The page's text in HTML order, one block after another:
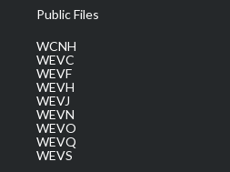
Public Files
WCNH
WEVC
WEVF
WEVH
WEVJ
WEVN
WEVO
WEVQ
WEVS